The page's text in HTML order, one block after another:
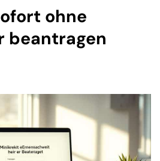
ohne
beantragen